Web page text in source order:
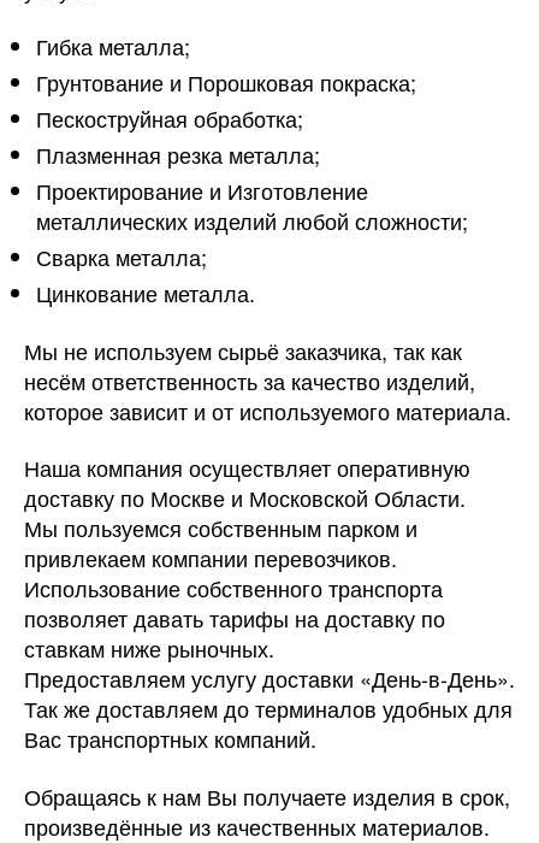
Гибка металла;
Грунтование и Порошковая покраска;
Пескоструйная обработка;
Плазменная резка металла;
Проектирование и Изготовление
металлических изделий любой сложности;
Сварка металла;
Цинкование металла.
Мы не используем сырьё заказчика, так как
несём ответственность за качество изделий,
которое зависит и от используемого материала.
Наша компания осуществляет оперативную
доставку по Москве и Московской Области.
Мы пользуемся собственным парком и
привлекаем компании перевозчиков.
Использование собственного транспорта
позволяет давать тарифы на доставку по
ставкам ниже рыночных.
Предоставляем услугу доставки «День-в-День».
Так же доставляем до терминалов удобных для
Вас транспортных компаний.
Обращаясь к нам Вы получаете изделия в срок,
произведённые из качественных материалов.